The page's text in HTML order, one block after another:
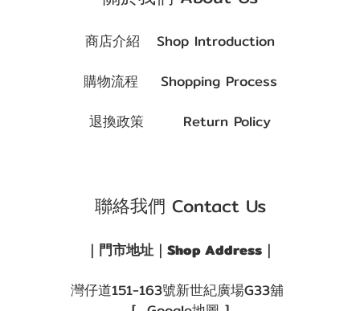
商店介紹 Shop Introduction
購物流程 Shopping Process
退換政策 Return Policy
聯絡我們 Contact Us
｜門市地址｜Shop Address｜
灣仔道151-163號新世紀廣場G33舖